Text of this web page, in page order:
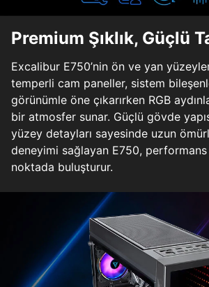
Premium Şıklık, Güçlü
Excalibur E750’nin ön ve yan
temperli cam paneller, sistem
görünümle öne çıkarırken RGB
bir atmosfer sunar. Güçlü gövde
yüzey detayları sayesinde uzun
deneyimi sağlayan E750, performans
noktada buluşturur.